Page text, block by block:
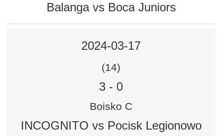
Balanga vs Boca Juniors
2024-03-17
(14)
3 - 0
Boisko C
INCOGNITO vs Pocisk Legionowo